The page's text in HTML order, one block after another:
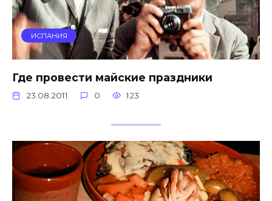
ИСПАНИЯ
Где провести майские праздники
23.08.2011 0 123